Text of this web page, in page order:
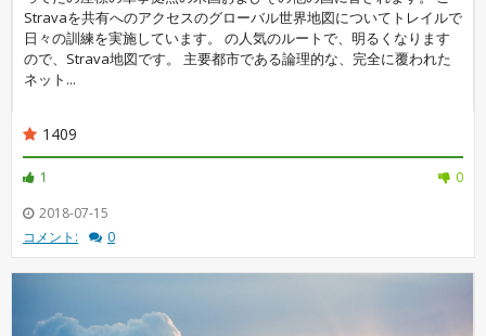
Stravaを共有へのアクセスのグローバル世界地図についてトレイルで
日々の訓練を実施しています。 の人気のルートで、明るくなります
ので、Strava地図です。 主要都市である論理的な、完全に覆われた
ネット...
1409
1
0
2018-07-15
コメント:
0